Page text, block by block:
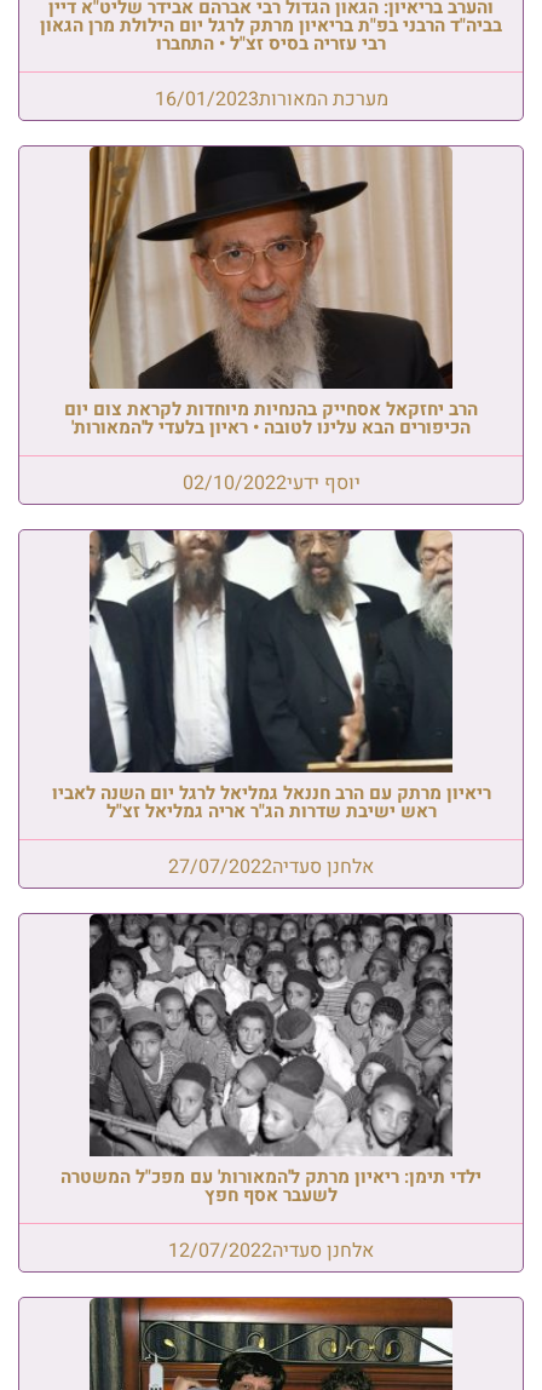
והערב בריאיון: הגאון הגדול רבי אברהם אבידר שליט"א דיין
בביה"ד הרבני בפ"ת בריאיון מרתק לרגל יום הילולת מרן הגאון
רבי עזריה בסיס זצ"ל • התחברו
מערכת המאורות16/01/2023
הרב יחזקאל אסחייק בהנחיות מיוחדות לקראת צום יום
הכיפורים הבא עלינו לטובה • ראיון בלעדי ל'המאורות'
יוסף ידעי02/10/2022
ריאיון מרתק עם הרב חננאל גמליאל לרגל יום השנה לאביו
ראש ישיבת שדרות הג"ר אריה גמליאל זצ"ל
אלחנן סעדיה27/07/2022
ילדי תימן: ריאיון מרתק ל'המאורות' עם מפכ"ל המשטרה
לשעבר אסף חפץ
אלחנן סעדיה12/07/2022